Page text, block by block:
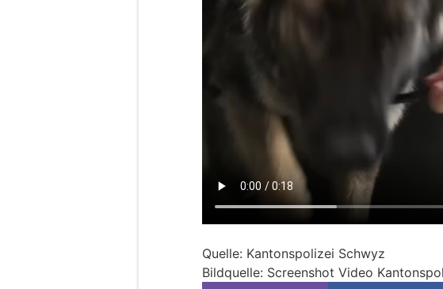
Quelle: Kantonspolizei Schwyz
Bildquelle: Screenshot Video